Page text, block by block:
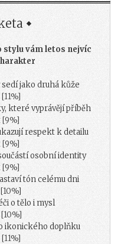
vám letos nejvíc
jako druhá kůže
které vyprávějí příběh
[9%]
respekt k detailu
[9%]
osobní identity
tón celému dni
o tělo i mysl
ikonického doplňku